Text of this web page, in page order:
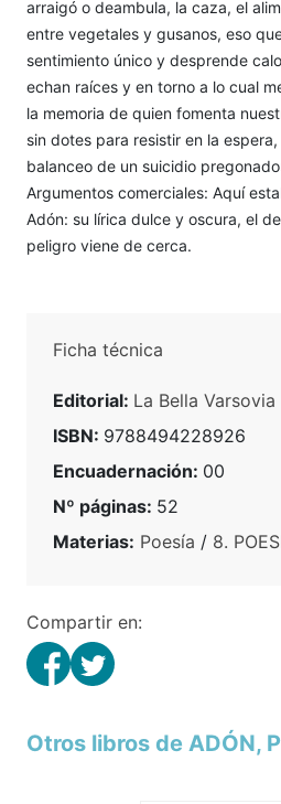
arraigó o deambula, la caza, el
entre vegetales y gusanos, eso
sentimiento único y desprende
echan raíces y en torno a lo cual
la memoria de quien fomenta
sin dotes para resistir en la
balanceo de un suicidio
Argumentos comerciales: Aquí
Adón: su lírica dulce y oscura, el
peligro viene de cerca.
Ficha técnica
Editorial: La Bella Varsovia
ISBN: 9788494228926
Encuadernación: 00
Nº páginas: 52
Materias: Poesía / 8.
Compartir en:
Otros libros de ADÓN,